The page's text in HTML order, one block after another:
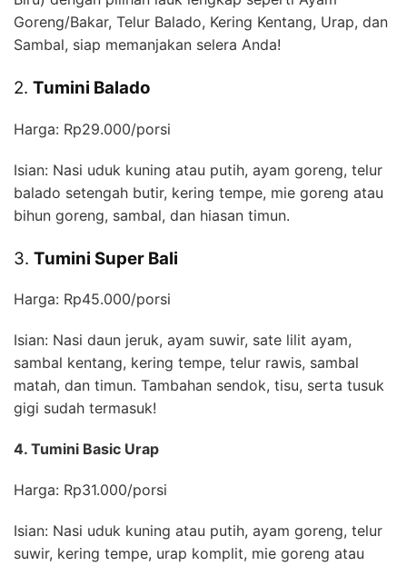
Goreng/Bakar, Telur Balado, Kering Kentang, Urap, dan
Sambal, siap memanjakan selera Anda!
2. Tumini Balado
Harga: Rp29.000/porsi
Isian: Nasi uduk kuning atau putih, ayam goreng, telur
balado setengah butir, kering tempe, mie goreng atau
bihun goreng, sambal, dan hiasan timun.
3. Tumini Super Bali
Harga: Rp45.000/porsi
Isian: Nasi daun jeruk, ayam suwir, sate lilit ayam,
sambal kentang, kering tempe, telur rawis, sambal
matah, dan timun. Tambahan sendok, tisu, serta tusuk
gigi sudah termasuk!
4. Tumini Basic Urap
Harga: Rp31.000/porsi
Isian: Nasi uduk kuning atau putih, ayam goreng, telur
suwir, kering tempe, urap komplit, mie goreng atau